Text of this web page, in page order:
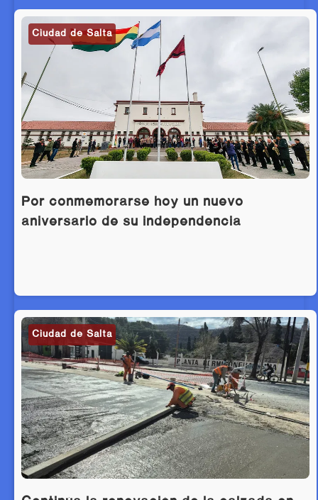
Ciudad de Salta
Por conmemorarse hoy un nuevo
aniversario de su independencia
Ciudad de Salta